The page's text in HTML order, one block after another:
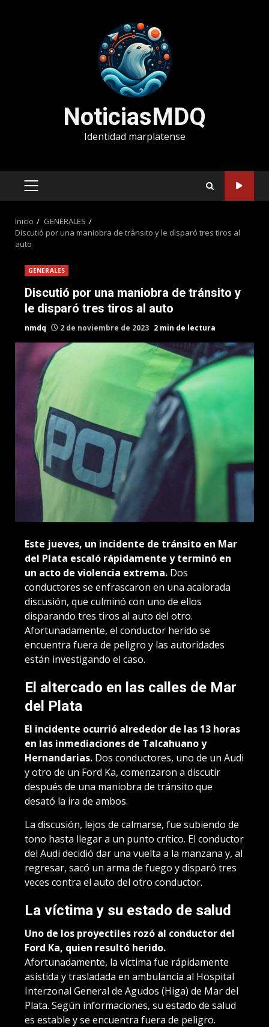
NoticiasMDQ
Identidad marplatense
MENÚ
Inicio
GENERALES
Discutió por una maniobra de tránsito y le disparó tres tiros al
auto
GENERALES
Discutió por una maniobra de tránsito y
le disparó tres tiros al auto
nmdq 2 de noviembre de 2023 2 min de lectura
Este jueves, un incidente de tránsito en Mar
del Plata escaló rápidamente y terminó en
un acto de violencia extrema. Dos
conductores se enfrascaron en una acalorada
discusión, que culminó con uno de ellos
disparando tres tiros al auto del otro.
Afortunadamente, el conductor herido se
encuentra fuera de peligro y las autoridades
están investigando el caso.
El altercado en las calles de Mar
del Plata
El incidente ocurrió alrededor de las 13 horas
en las inmediaciones de Talcahuano y
Hernandarias. Dos conductores, uno de un Audi
y otro de un Ford Ka, comenzaron a discutir
después de una maniobra de tránsito que
desató la ira de ambos.
La discusión, lejos de calmarse, fue subiendo de
tono hasta llegar a un punto crítico. El conductor
del Audi decidió dar una vuelta a la manzana y, al
regresar, sacó un arma de fuego y disparó tres
veces contra el auto del otro conductor.
La víctima y su estado de salud
Uno de los proyectiles rozó al conductor del
Ford Ka, quien resultó herido.
Afortunadamente, la víctima fue rápidamente
asistida y trasladada en ambulancia al Hospital
Interzonal General de Agudos (Higa) de Mar del
Plata. Según informaciones, su estado de salud
es estable y se encuentra fuera de peligro.